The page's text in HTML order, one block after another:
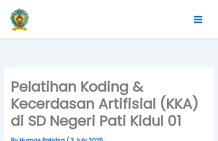
content
Pelatihan Koding &
Kecerdasan Artifisial (KKA)
di SD Negeri Pati Kidul 01